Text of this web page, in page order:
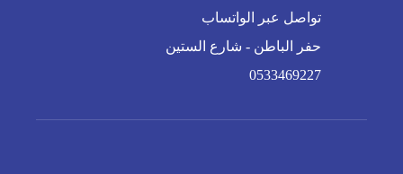
تواصل عبر الواتساب
حفر الباطن - شارع الستين
0533469227